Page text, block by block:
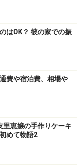
葉が似合う神様
、一説によれば
ます。
れば、その縁が
幸」横の小道を
岩稲荷神社」の
とんかつ店「梅
の？」と疑うほ
「ル・カフェ・
はOK？ 彼の家での振
費や宿泊費、相場や
里恵嬢の手作りケーキ
めて物語2